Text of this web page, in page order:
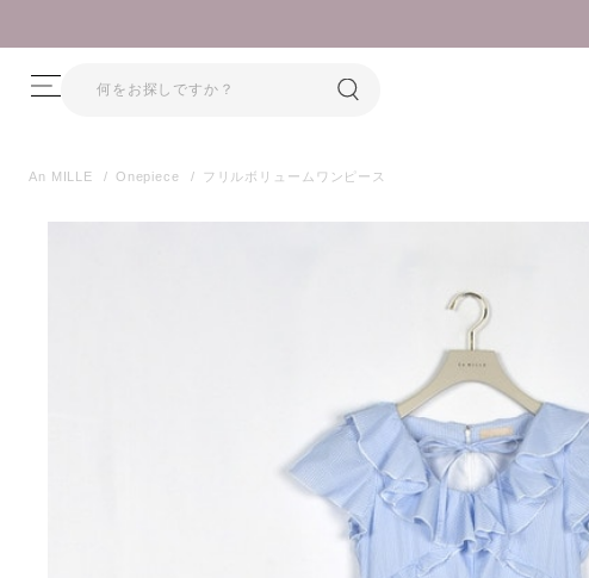
An MILLE Onepiece フリルボリュームワンピース